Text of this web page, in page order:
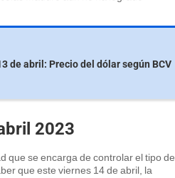
de abril: Precio del dólar según BCV
2023
que se encarga de controlar el tipo de
que este viernes 14 de abril, la